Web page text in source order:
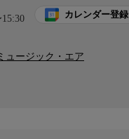
カレンダー登録
ュージック・エア